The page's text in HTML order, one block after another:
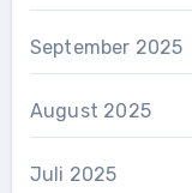
September 2025
August 2025
Juli 2025